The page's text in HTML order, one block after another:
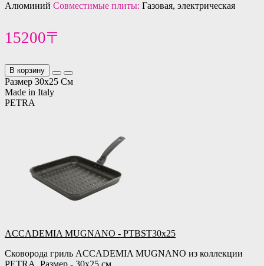
Алюминий Совместимые плиты: Газовая, электрическая
15200〒
В корзину
Размер 30х25 См
Made in Italy
PETRA
ACCADEMIA MUGNANO - PTBST30х25
Сковорода гриль ACCADEMIA MUGNANO из коллекции
PETRA. Размер - 30х25 см.